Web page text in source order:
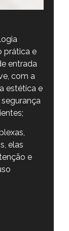
prática e
entrada
com a
estética e
elas
e